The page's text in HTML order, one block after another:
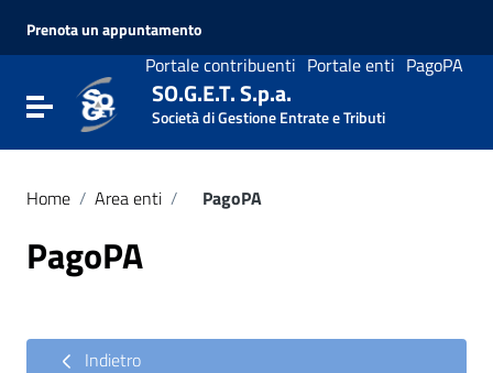
Vai al menu di navigazione
Prenota un appuntamento
Portale contribuenti Portale enti PagoPA
Attiva / disattiva la navigazione
SO.G.E.T. S.p.a.
Società di Gestione Entrate e Tributi
Home / Area enti / PagoPA
PagoPA
Indietro